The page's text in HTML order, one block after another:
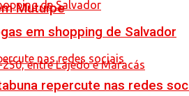
Mutuípe
em shopping de Salvador
repercute nas redes